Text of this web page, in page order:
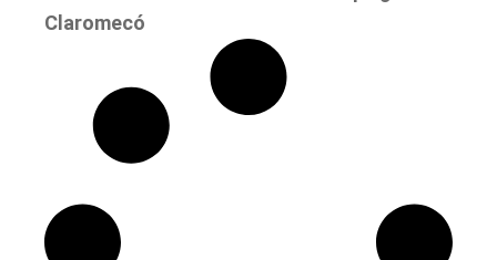
Claromecó